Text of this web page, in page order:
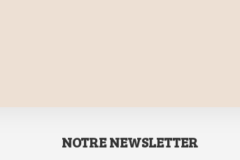
NOTRE NEWSLETTER